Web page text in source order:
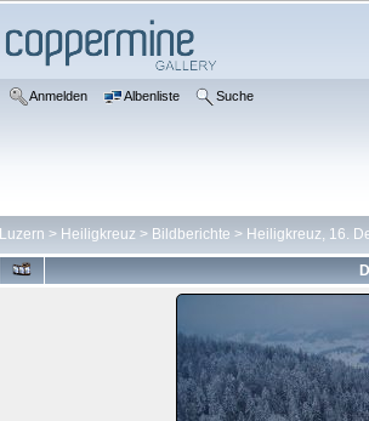
Anmelden Albenliste Suche
Luzern > Heiligkreuz > Bildberichte > Heiligkreuz, 16.